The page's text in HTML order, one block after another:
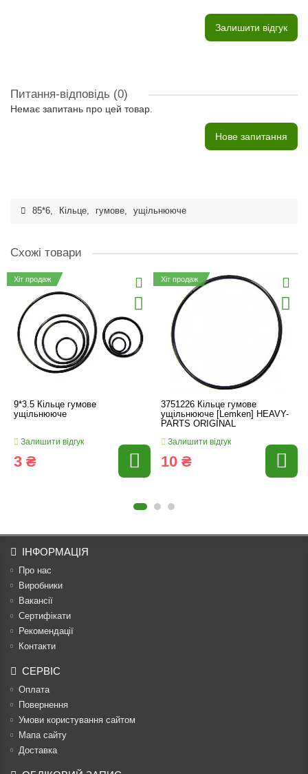
Залишити відгук
Питання-відповідь (0)
Немає запитань про цей товар.
Нове запитання
85*6, Кільце, гумове, ущільнююче
Схожі товари
Хіт продаж
9*3.5 Кільце гумове
ущільнююче
Залишити відгук
3 ₴
Хіт продаж
3751226 Кільце гумове
ущільнююче [Lemken] HEAVY-
PARTS ORIGINAL
Залишити відгук
10 ₴
ІНФОРМАЦІЯ
Про нас
Виробники
Вакансії
Сертифікати
Рекомендації
Контакти
СЕРВІС
Оплата
Повернення
Умови користування сайтом
Мапа сайту
Доставка